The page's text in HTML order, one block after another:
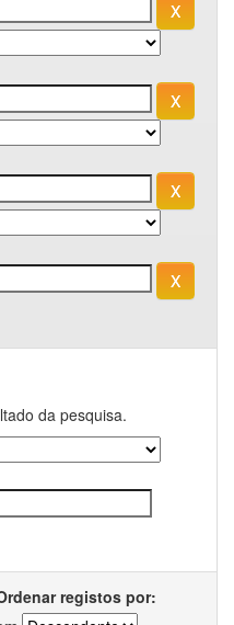
da pesquisa.
registos por: